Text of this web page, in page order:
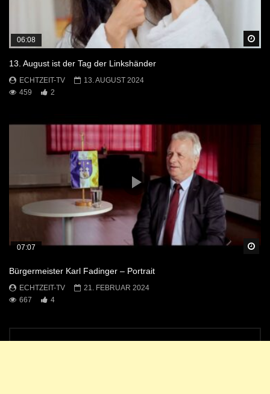
06:08
13. August ist der Tag der Linkshänder
ECHTZEIT-TV
13. AUGUST 2024
459
2
07:07
Bürgermeister Karl Fadinger – Portrait
ECHTZEIT-TV
21. FEBRUAR 2024
667
4